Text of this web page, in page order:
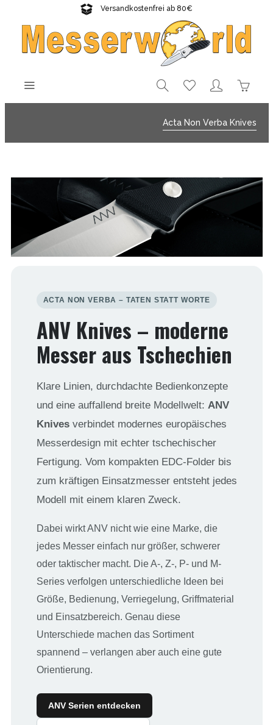
Versandkostenfrei ab 80€
Gratisversand sichern!
Acta Non Verba Knives
ACTA NON VERBA – TATEN STATT WORTE
ANV Knives – moderne
Messer aus Tschechien
Klare Linien, durchdachte Bedienkonzepte
und eine auffallend breite Modellwelt: ANV
Knivesverbindet modernes europäisches
Messerdesign mit echter tschechischer
Fertigung. Vom kompakten EDC-Folder bis
zum kräftigen Einsatzmesser entsteht jedes
Modell mit einem klaren Zweck.
Dabei wirkt ANV nicht wie eine Marke, die
jedes Messer einfach nur größer, schwerer
oder taktischer macht. Die A-, Z-, P- und M-
Series verfolgen unterschiedliche Ideen bei
Größe, Bedienung, Verriegelung, Griffmaterial
und Einsatzbereich. Genau diese
Unterschiede machen das Sortiment
spannend – verlangen aber auch eine gute
Orientierung.
ANV Serien entdecken